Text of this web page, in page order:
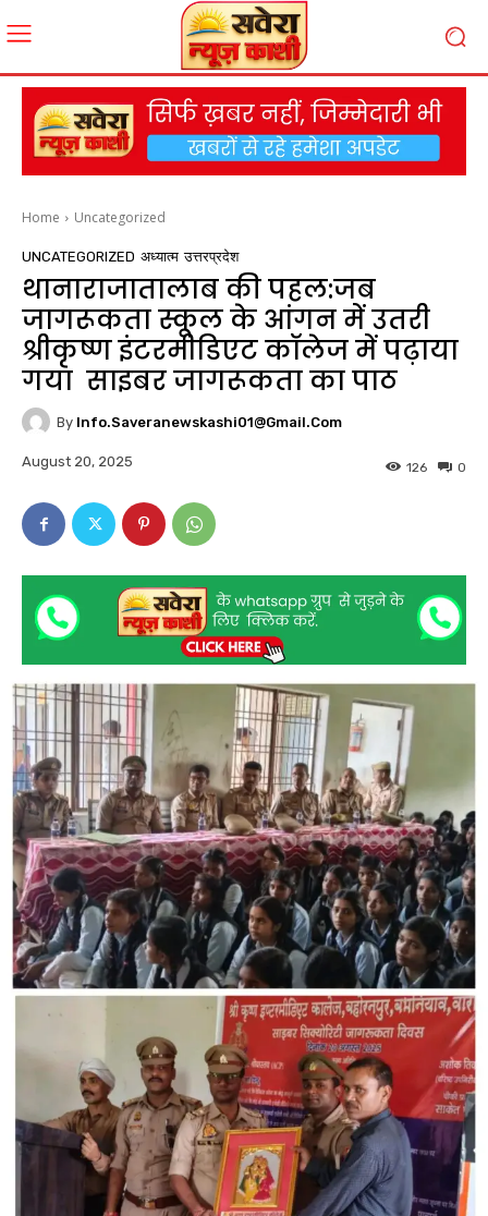
Home Uncategorized
UNCATEGORIZED अध्यात्म उत्तरप्रदेश
थानाराजातालाब की पहल:जब
जागरूकता स्कूल के आंगन में उतरी
श्रीकृष्ण इंटरमीडिएट कॉलेज में पढ़ाया
गया साइबर जागरूकता का पाठ
By Info.saveranewskashi01@gmail.com
August 20, 2025 0
126